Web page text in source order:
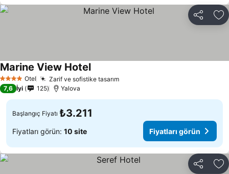
Paylaş
4 Yıldız Otel Zarif ve sofistike tasarım
Marine View Hotel
7,6 İyi 125 Yalova
Başlangıç Fiyatı ₺3.211
Fiyatları görün: 10 site Fiyatları görün
Paylaş